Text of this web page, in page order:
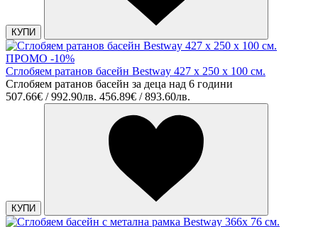
КУПИ
ПРОМО -10%
Сглобяем ратанов басейн Bestway 427 x 250 х 100 см.
Сглобяем ратанов басейн за деца над 6 години
507.66€ / 992.90лв. 456.89€ / 893.60лв.
КУПИ